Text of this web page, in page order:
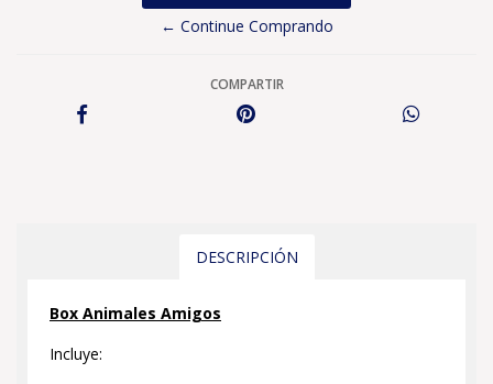
← Continue Comprando
COMPARTIR
DESCRIPCIÓN
Box Animales Amigos
Incluye: